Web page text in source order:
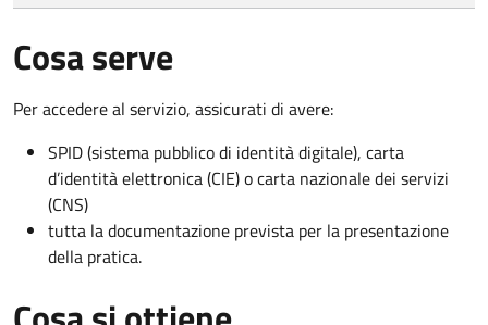
Cosa serve
Per accedere al servizio, assicurati di avere:
SPID (sistema pubblico di identità digitale), carta
d’identità elettronica (CIE) o carta nazionale dei servizi
(CNS)
tutta la documentazione prevista per la presentazione
della pratica.